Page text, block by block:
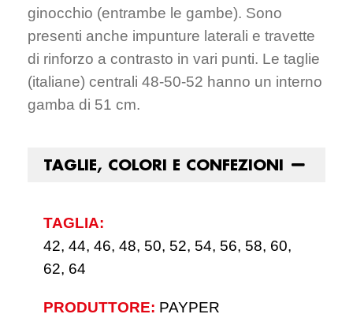
ginocchio (entrambe le gambe). Sono
presenti anche impunture laterali e travette
di rinforzo a contrasto in vari punti. Le taglie
(italiane) centrali 48-50-52 hanno un interno
gamba di 51 cm.
TAGLIE, COLORI E CONFEZIONI
TAGLIA:
42, 44, 46, 48, 50, 52, 54, 56, 58, 60,
62, 64
PRODUTTORE: PAYPER